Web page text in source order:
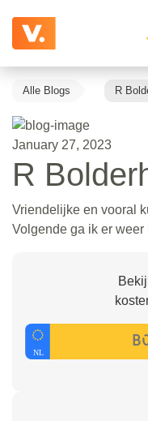
Alle Blogs R
January 27, 2023
R
Vriendelijke en vooral
Volgende ga ik er weer